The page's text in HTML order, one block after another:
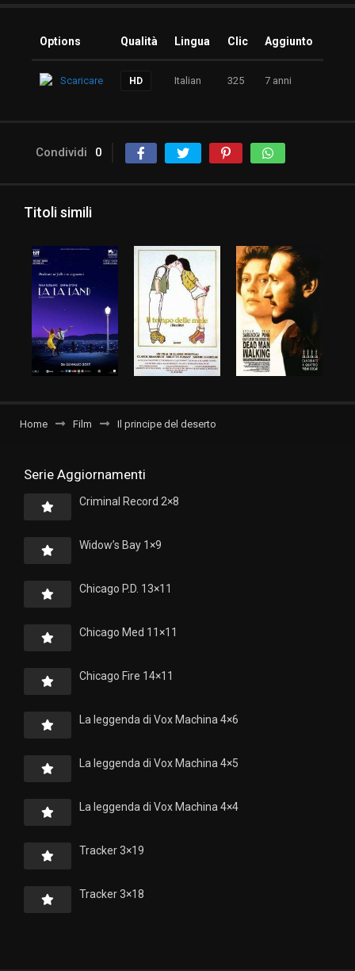
Options Qualità Lingua Clic Aggiunto
Scaricare HD Italian 325 7 anni
Condividi 0
Titoli simili
Home Film Il principe del deserto
Serie Aggiornamenti
Criminal Record 2×8
Widow’s Bay 1×9
Chicago P.D. 13×11
Chicago Med 11×11
Chicago Fire 14×11
La leggenda di Vox Machina 4×6
La leggenda di Vox Machina 4×5
La leggenda di Vox Machina 4×4
Tracker 3×19
Tracker 3×18